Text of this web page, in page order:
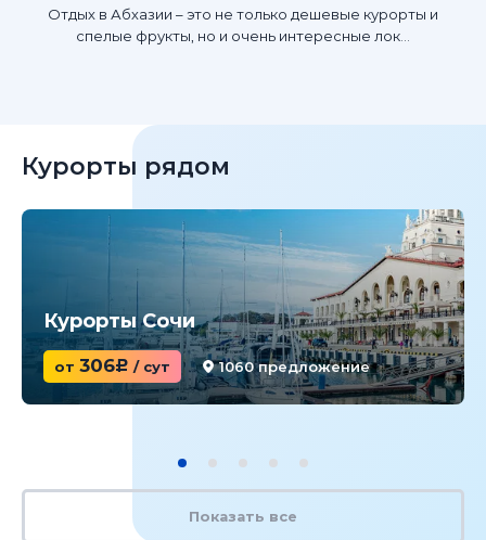
Отдых в Абхазии – это не только дешевые курорты и
спелые фрукты, но и очень интересные лок...
Курорты рядом
Курорты Сочи
от 306c / сут 1060 предложение
Показать все